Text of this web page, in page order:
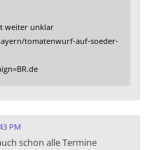
weiter unklar
tomatenwurf-auf-soeder-
PM
schon alle Termine